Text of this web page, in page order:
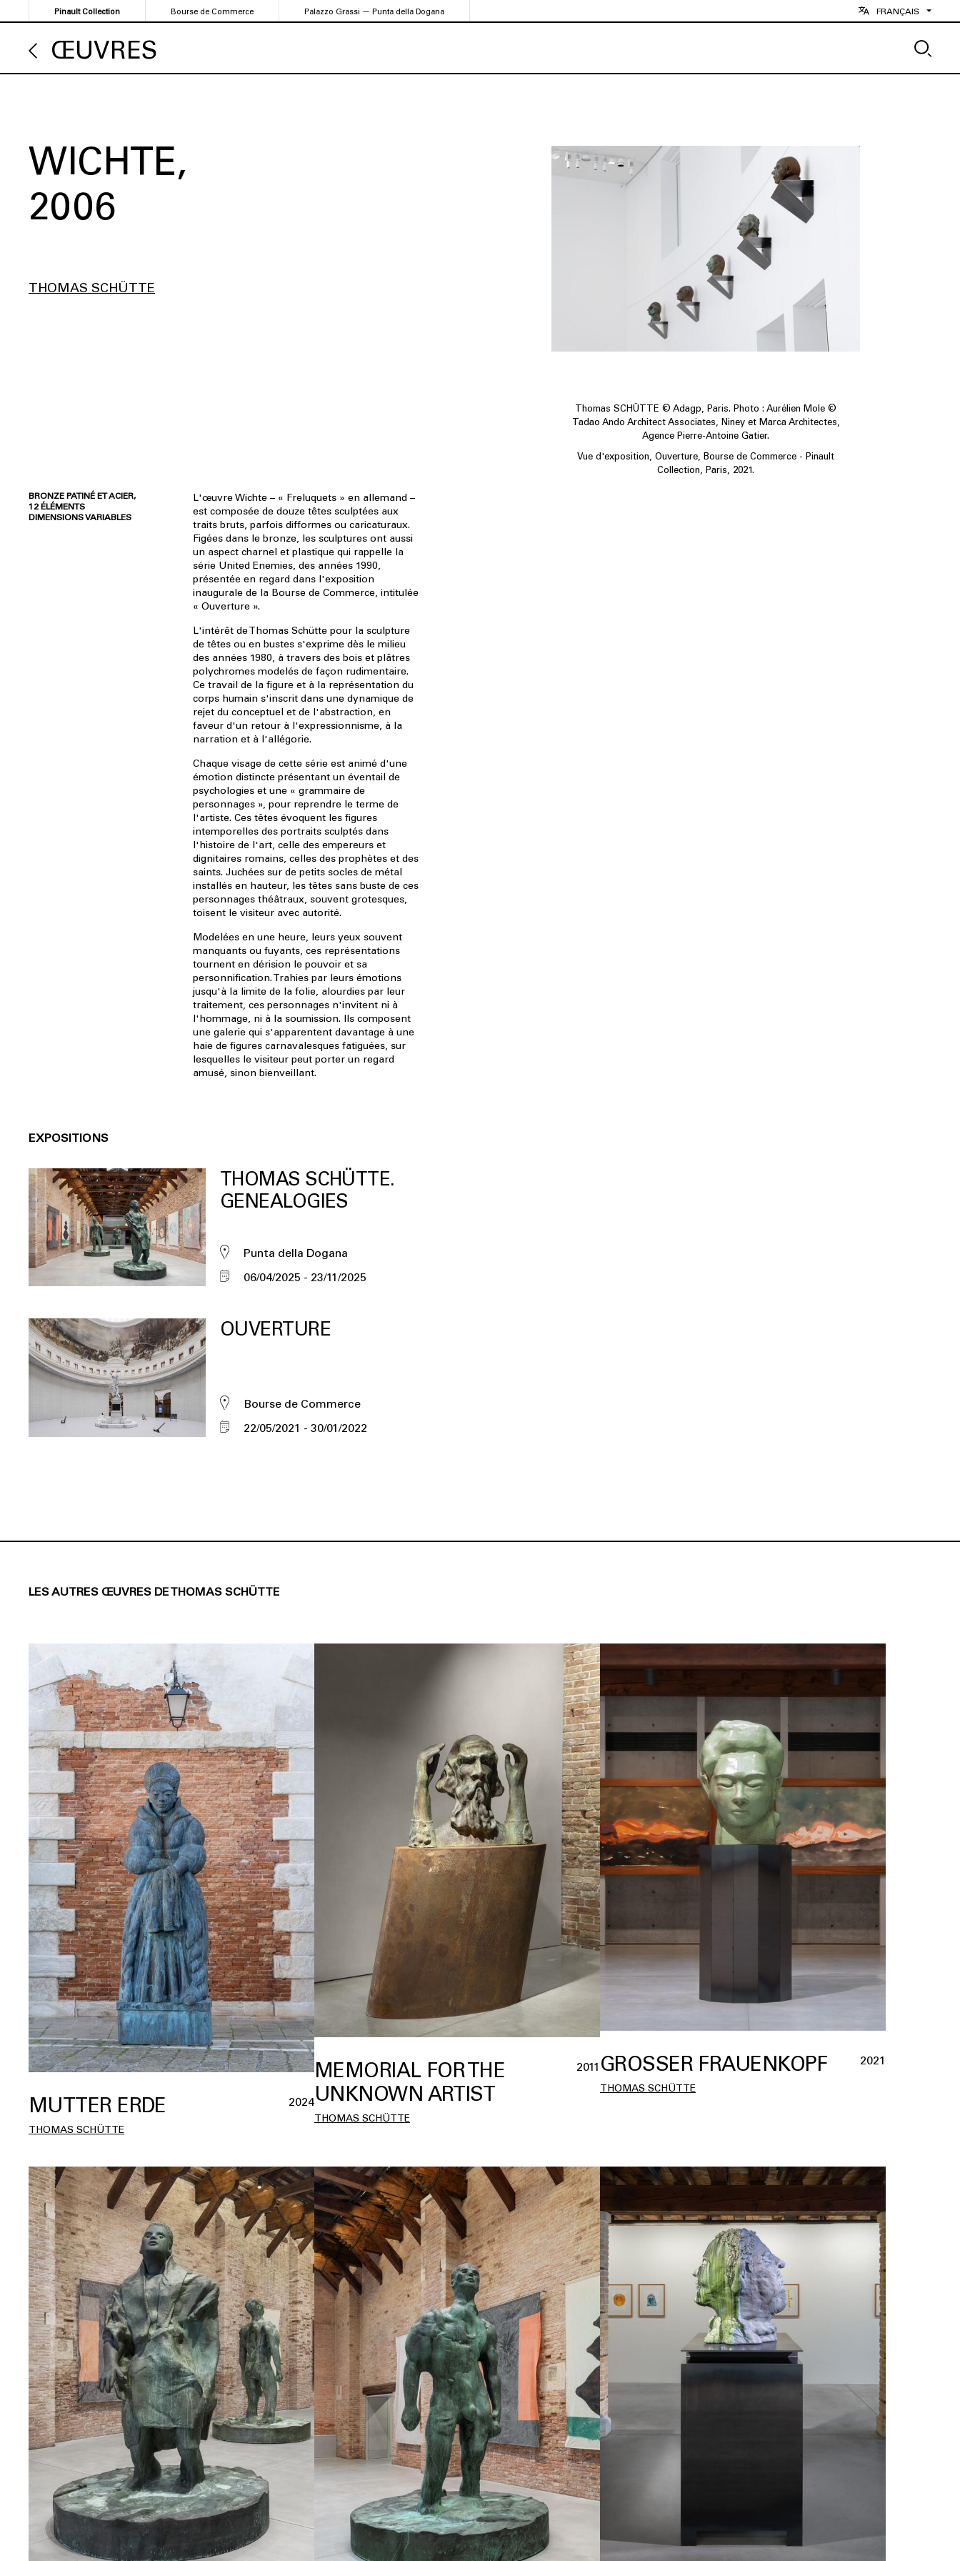
au
contenu
principal
Pinault Collection Bourse de Commerce Palazzo Grassi — Punta della Dogana FRANÇAIS
ŒUVRES
WICHTE
2006
THOMAS SCHÜTTE
BRONZE PATINÉ ET ACIER,
12 ÉLÉMENTS
DIMENSIONS VARIABLES
L'œuvre Wichte – « Freluquets » en allemand –
est composée de douze têtes sculptées aux
traits bruts, parfois difformes ou caricaturaux.
Figées dans le bronze, les sculptures ont aussi
un aspect charnel et plastique qui rappelle la
série United Enemies, des années 1990,
présentée en regard dans l'exposition
inaugurale de la Bourse de Commerce, intitulée
« Ouverture ».
L'intérêt de Thomas Schütte pour la sculpture
de têtes ou en bustes s'exprime dès le milieu
des années 1980, à travers des bois et plâtres
polychromes modelés de façon rudimentaire.
Ce travail de la figure et à la représentation du
corps humain s'inscrit dans une dynamique de
rejet du conceptuel et de l'abstraction, en
faveur d'un retour à l'expressionnisme, à la
narration et à l'allégorie.
Chaque visage de cette série est animé d'une
émotion distincte présentant un éventail de
psychologies et une « grammaire de
personnages », pour reprendre le terme de
l'artiste. Ces têtes évoquent les figures
intemporelles des portraits sculptés dans
l'histoire de l'art, celle des empereurs et
dignitaires romains, celles des prophètes et des
saints. Juchées sur de petits socles de métal
installés en hauteur, les têtes sans buste de ces
personnages théâtraux, souvent grotesques,
toisent le visiteur avec autorité.
Modelées en une heure, leurs yeux souvent
manquants ou fuyants, ces représentations
tournent en dérision le pouvoir et sa
personnification. Trahies par leurs émotions
jusqu'à la limite de la folie, alourdies par leur
traitement, ces personnages n'invitent ni à
l'hommage, ni à la soumission. Ils composent
une galerie qui s'apparentent davantage à une
haie de figures carnavalesques fatiguées, sur
lesquelles le visiteur peut porter un regard
amusé, sinon bienveillant.
EXPOSITIONS
THOMAS SCHÜTTE.
GENEALOGIES
Punta della Dogana
06/04/2025
23/11/2025
OUVERTURE
Bourse de Commerce
22/05/2021
30/01/2022
Thomas SCHÜTTE © Adagp, Paris. Photo : Aurélien Mole ©
Tadao Ando Architect Associates, Niney et Marca Architectes,
Agence Pierre-Antoine Gatier.
Vue d'exposition, Ouverture, Bourse de Commerce - Pinault
Collection, Paris, 2021.
LES AUTRES ŒUVRES DE THOMAS SCHÜTTE
MUTTER ERDE 2024
THOMAS SCHÜTTE
MEMORIAL FOR THE
UNKNOWN ARTIST
2011
THOMAS SCHÜTTE
GROSSER FRAUENKOPF 2021
THOMAS SCHÜTTE